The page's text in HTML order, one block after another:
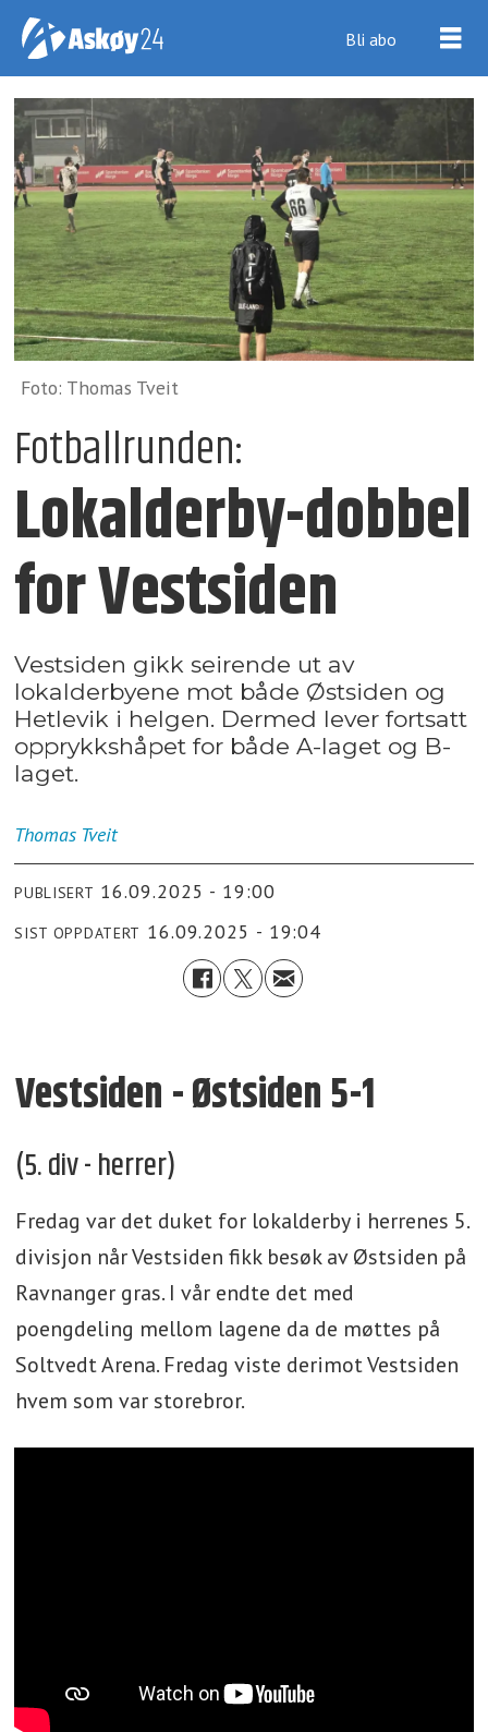
Bli abo
Foto: Thomas Tveit
Fotballrunden:
Lokalderby-dobbel
for Vestsiden
Vestsiden gikk seirende ut av
lokalderbyene mot både Østsiden og
Hetlevik i helgen. Dermed lever fortsatt
opprykkshåpet for både A-laget og B-
laget.
Thomas Tveit
PUBLISERT 16.09.2025 - 19:00
SIST OPPDATERT 16.09.2025 - 19:04
Vestsiden - Østsiden 5-1
(5. div - herrer)
Fredag var det duket for lokalderby i herrenes 5.
divisjon når Vestsiden fikk besøk av Østsiden på
Ravnanger gras. I vår endte det med
poengdeling mellom lagene da de møttes på
Soltvedt Arena. Fredag viste derimot Vestsiden
hvem som var storebror.